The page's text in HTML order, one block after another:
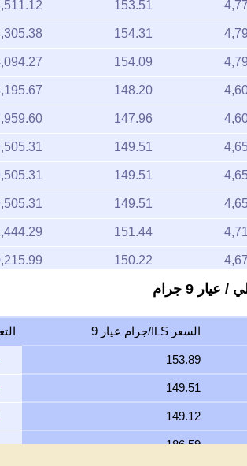
153.51
154.31
154.09
148.20
147.96
149.51
149.51
149.51
151.44
150.22
150.37
148.70
148.70
149.30
150.00
9 جرام
السعر ILS/جرام عيار 9
153.89
149.51
149.12
186.59